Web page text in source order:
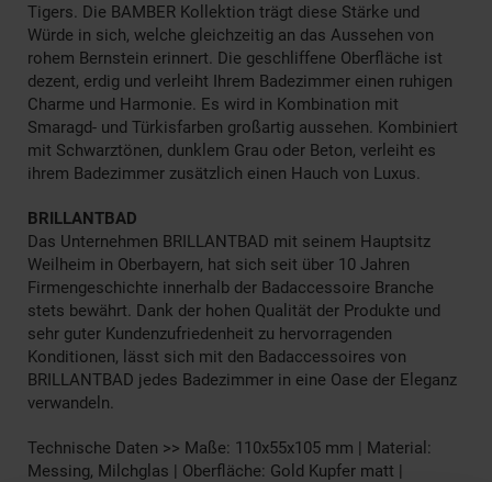
Tigers. Die BAMBER Kollektion trägt diese Stärke und
Würde in sich, welche gleichzeitig an das Aussehen von
rohem Bernstein erinnert. Die geschliffene Oberfläche ist
dezent, erdig und verleiht Ihrem Badezimmer einen ruhigen
Charme und Harmonie. Es wird in Kombination mit
Smaragd- und Türkisfarben großartig aussehen. Kombiniert
mit Schwarztönen, dunklem Grau oder Beton, verleiht es
ihrem Badezimmer zusätzlich einen Hauch von Luxus.
BRILLANTBAD
Das Unternehmen BRILLANTBAD mit seinem Hauptsitz
Weilheim in Oberbayern, hat sich seit über 10 Jahren
Firmengeschichte innerhalb der Badaccessoire Branche
stets bewährt. Dank der hohen Qualität der Produkte und
sehr guter Kundenzufriedenheit zu hervorragenden
Konditionen, lässt sich mit den Badaccessoires von
BRILLANTBAD jedes Badezimmer in eine Oase der Eleganz
verwandeln.
Technische Daten >> Maße: 110x55x105 mm | Material:
Messing, Milchglas | Oberfläche: Gold Kupfer matt |